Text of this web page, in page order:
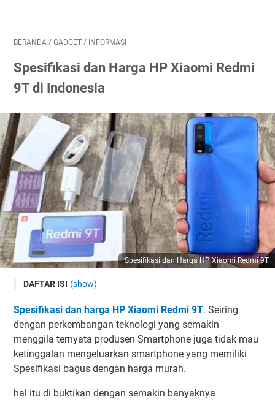
BERANDA / GADGET / INFORMASI
Spesifikasi dan Harga HP Xiaomi Redmi
9T di Indonesia
Spesifikasi dan Harga HP Xiaomi Redmi 9T
DAFTAR ISI (show)
1. Desain Xiaomi Redmi 9T
2. Ukuran Xiaomi Redmi 9T
3. Layar Xiaomi Redmi 9T
4. Kamera Xiaomi Redmi 9T
5. Performa Xiaomi Redmi 9T
Spesifikasi dan harga HP Xiaomi Redmi 9T. Seiring
dengan perkembangan teknologi yang semakin
menggila ternyata produsen Smartphone juga tidak mau
ketinggalan mengeluarkan smartphone yang memiliki
Spesifikasi bagus dengan harga murah.
hal itu di buktikan dengan semakin banyaknya